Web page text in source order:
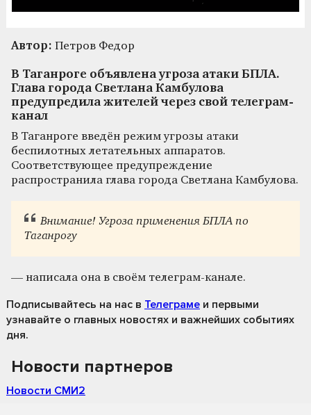
Автор: Петров Федор
В Таганроге объявлена угроза атаки БПЛА.
Глава города Светлана Камбулова
предупредила жителей через свой телеграм-
канал
В Таганроге введён режим угрозы атаки
беспилотных летательных аппаратов.
Соответствующее предупреждение
распространила глава города Светлана Камбулова.
Внимание! Угроза применения БПЛА по
Таганрогу
— написала она в своём телеграм-канале.
Подписывайтесь на нас в Телеграме и первыми
узнавайте о главных новостях и важнейших событиях
дня.
Новости партнеров
Новости СМИ2